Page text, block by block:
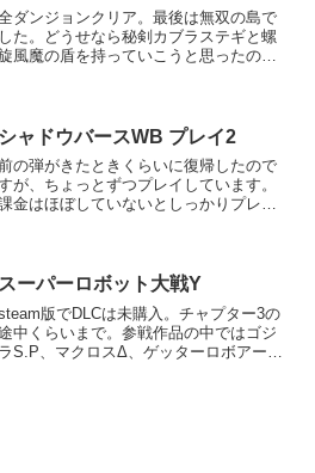
ダンジョンクリア。最後は無双の島で
した。どうせなら秘剣カブラステギと螺
風魔の盾を持っていこうと思ったので
真髄で楽しみながら修正値...
シャドウバースWB プレイ2
の弾がきたときくらいに復帰したので
が、ちょっとずつプレイしています。
金はほぼしていないとしっかりプレイ
イトメアでアグロもあまり...
スーパーロボット大戦Y
版でDLCは未購入。チャプター3の
中くらいまで。参戦作品の中ではゴジ
ラS.P、マクロスΔ、ゲッターロボアー